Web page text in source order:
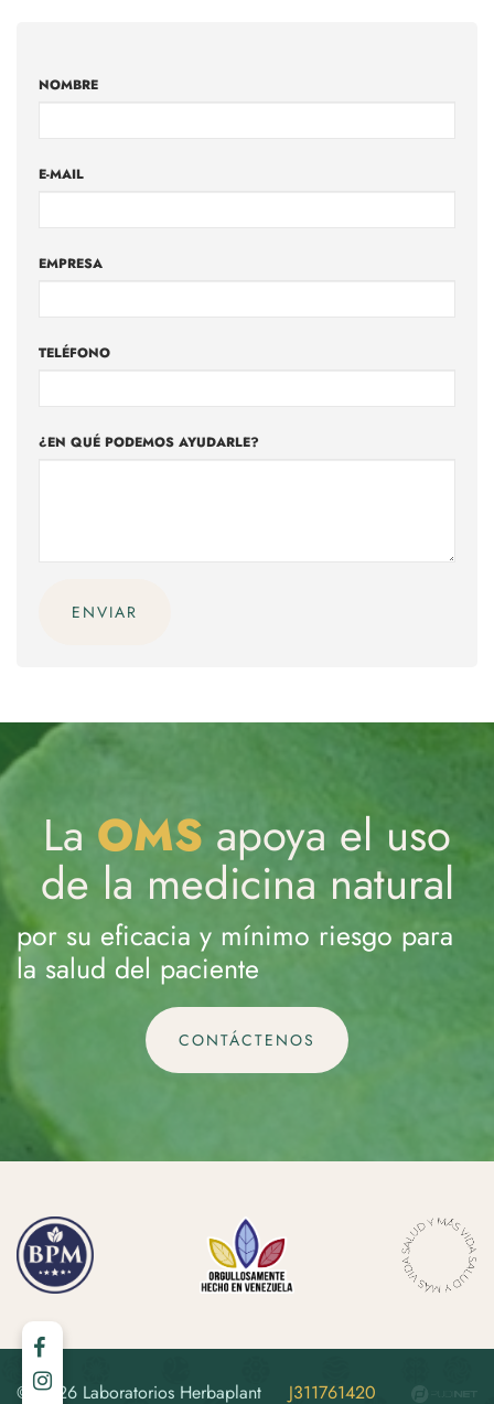
NOMBRE
E-MAIL
EMPRESA
TELÉFONO
¿EN QUÉ PODEMOS AYUDARLE?
ENVIAR
La OMS apoya el uso
de la medicina natural
por su eficacia y mínimo riesgo para
la salud del paciente
CONTÁCTENOS
© 2026 Laboratorios Herbaplant J311761420